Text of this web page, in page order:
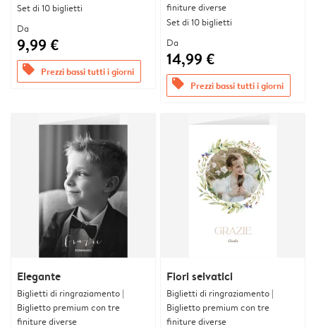
Set di 10 biglietti
Da
9,99 €
offers Prezzi bassi tutti i giorni
finiture diverse
Set di 10 biglietti
Da
14,99 €
offers Prezzi bassi tutti i giorni
Elegante
Biglietti di ringraziamento |
Biglietto premium con tre
finiture diverse
Fiori selvatici
Biglietti di ringraziamento |
Biglietto premium con tre
finiture diverse